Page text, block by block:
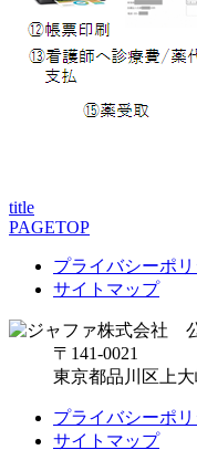
title
PAGETOP
プライバシーポ
サイトマップ
〒141-0021
東京都品川区上大
プライバシーポ
サイトマップ